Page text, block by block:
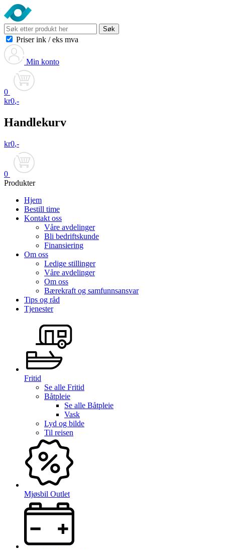
Søk
Priser ink / eks mva
Min konto
0
kr0,-
Handlekurv
kr0,-
0
Produkter
Hjem
Bestill time
Kontakt oss
Våre avdelinger
Bli bedriftskunde
Finansiering
Om oss
Ledige stillinger
Våre avdelinger
Om oss
Bærekraft og samfunnsansvar
Tips og råd
Tjenester
Fritid
Se alle Fritid
Båtpleie
Se alle Båtpleie
Vask
Lyd og bilde
Til reisen
Mjøsbil Outlet